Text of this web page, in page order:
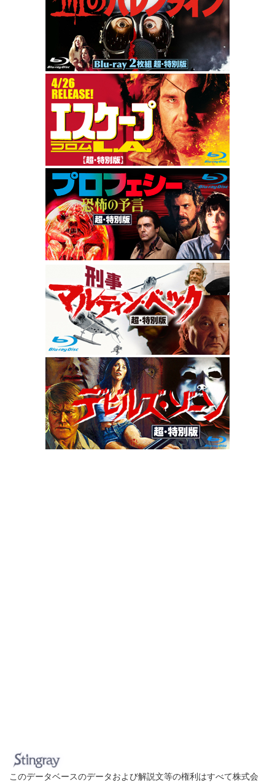
このデータベースのデータおよび解説文等の権利はすべて株式会